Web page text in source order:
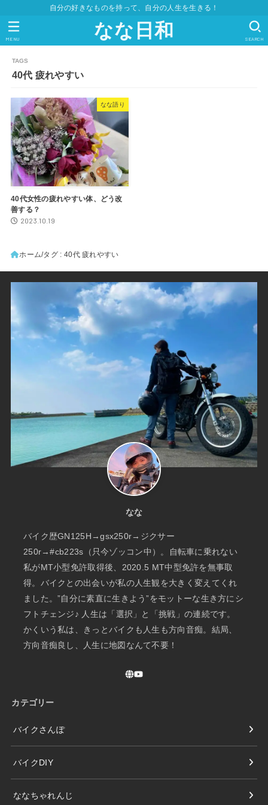
自分の好きなものを持って、自分の人生を生きる！
なな日和 SEARCH
MENU
40代 疲れやすい
なな語り
40代女性の疲れやすい体、どう改
善する？
2023.10.19
ホーム タグ : 40代 疲れやすい
なな
バイク歴GN125H→gsx250r→ジクサー
250r→#cb223s（只今ゾッコン中）。自転車に乗れない
私がMT小型免許取得後、2020.5 MT中型免許を無事取
得。バイクとの出会いが私の人生観を大きく変えてくれ
ました。”自分に素直に生きよう”をモットーな生き方にシ
フトチェンジ♪ 人生は「選択」と「挑戦」の連続です。
かくいう私は、きっとバイクも人生も方向音痴。結局、
方向音痴良し、人生に地図なんて不要！
カテゴリー
バイクさんぽ
バイクDIY
ななちゃれんじ